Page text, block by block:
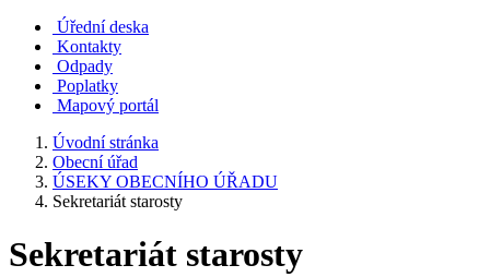
Úřední deska
Kontakty
Odpady
Poplatky
Mapový portál
Úvodní stránka
Obecní úřad
ÚSEKY OBECNÍHO ÚŘADU
Sekretariát starosty
Sekretariát starosty